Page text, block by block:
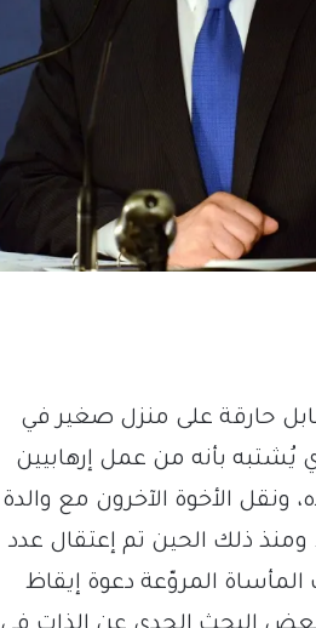
قنابل حارقة على منزل صغير في
يُشتبه بأنه من عمل إرهابيين
لم يتجاوز ال18 شهراً ووالده، ونقل الأخوة الآخرون مع والدة
ذلك الحين تم إعتقال عدد
المأساة المروّعة دعوة إيقاظ